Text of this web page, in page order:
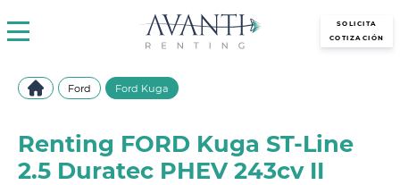
SOLICITA
COTIZACIÓN
Ford Ford Kuga
Renting FORD Kuga ST-Line
2.5 Duratec PHEV 243cv II